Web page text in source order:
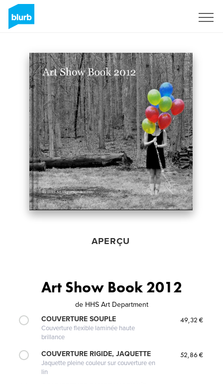
APERÇU
Art Show Book 2012
de HHS Art Department
COUVERTURE SOUPLE
Couverture flexible laminée haute
brillance
49,32 €
COUVERTURE RIGIDE, JAQUETTE
Jaquette pleine couleur sur couverture en
lin
52,86 €